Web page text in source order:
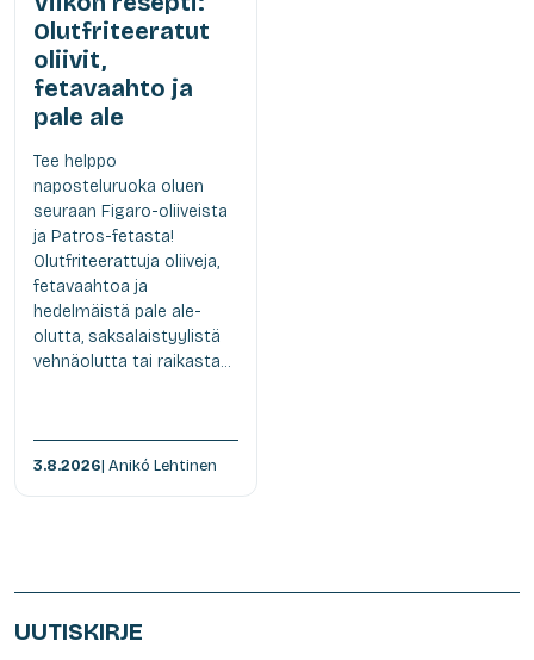
Olutfriteeratut
oliivit,
fetavaahto ja
pale ale
Tee helppo
naposteluruoka oluen
seuraan Figaro-oliiveista
ja Patros-fetasta!
Olutfriteerattuja oliiveja,
fetavaahtoa ja
hedelmäistä pale ale-
olutta, saksalaistyylistä
vehnäolutta tai raikasta...
3.8.2026| Anikó Lehtinen
UUTISKIRJE